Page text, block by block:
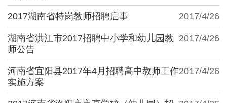
2017/4/26
2017湖南省特岗教师招聘启事
2017/4/26
湖南省洪江市2017招聘中小学和幼儿园教
师公告
2017/4/26
河南省宜阳县2017年4月招聘高中教师工作
实施方案